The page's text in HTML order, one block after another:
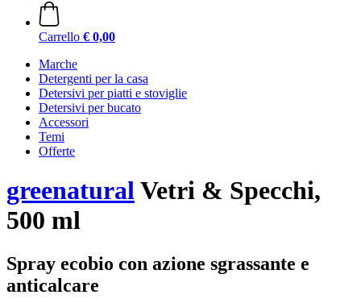
Carrello € 0,00
Marche
Detergenti per la casa
Detersivi per piatti e stoviglie
Detersivi per bucato
Accessori
Temi
Offerte
greenaturalVetri & Specchi,
500 ml
Spray ecobio con azione sgrassante e
anticalcare